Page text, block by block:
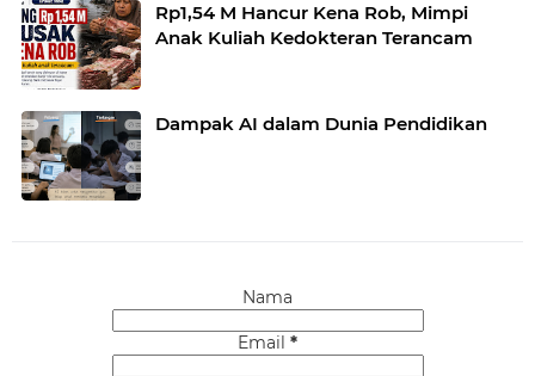
Rp1,54 M Hancur Kena Rob, Mimpi
Anak Kuliah Kedokteran Terancam
Dampak AI dalam Dunia Pendidikan
Nama
Email *